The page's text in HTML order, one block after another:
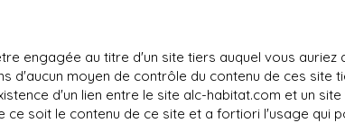
engagée au titre d'un site tiers auquel vous auriez
d'aucun moyen de contrôle du contenu de ces site
d'un lien entre le site alc-habitat.com et un
ce soit le contenu de ce site et a fortiori l'usage qui